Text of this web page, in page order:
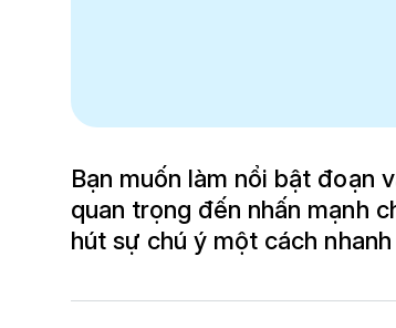
Bạn muốn làm nổi bật đoạn
quan trọng đến nhấn mạnh
hút sự chú ý một cách